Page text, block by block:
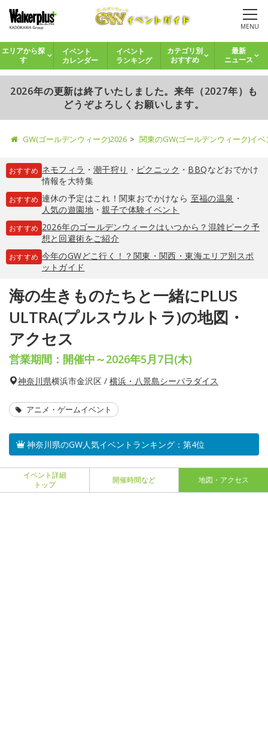
MENU
エリアから探
す
イベント
カレンダー
イベント
ランキング
カテゴリ別
おすすめ
最新
ニュース
2026年の更新は終了いたしました。来年（2027年）も
どうぞよろしくお願いします。
GW(ゴールデンウィーク)2026 関東のGW(ゴールデンウィーク)イ
おすすめ ネモフィラ ・ 潮干狩り ・ ピクニック ・ BBQなどおでかけ
情報を大特集
おすすめ 連休の予定はこれ！関東おでかけなら 至福の温泉 ・
人気の遊園地・親子で体験イベント
おすすめ 2026年のゴールデンウィークはいつから？混雑ピーク予
想と回避術をご紹介
おすすめ 今年のGWどこ行く！？関東・関西・東海エリア別スポ
ットガイド
海の生きものたちと一緒にPLUS
ULTRA(プルスウルトラ)の地図・
アクセス
営業期間：開催中～2026年5月7日(木)
神奈川県横浜市金沢区 / 横浜・八景島シーパラダイス
アニメ・ゲームイベント
神奈川県のGW人気イベントランキング：第4位
イベント詳細
トップ
開催時間など 地図・アクセス